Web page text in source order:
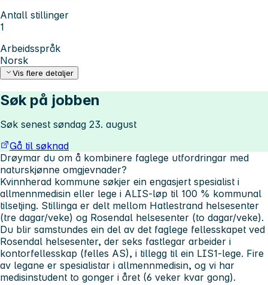
Antall stillinger
1
Arbeidsspråk
Norsk
Vis flere detaljer
Søk på jobben
Søk senest søndag 23. august
Gå til søknad
Drøymar du om å kombinere faglege utfordringar med
naturskjønne omgjevnader?
Kvinnherad kommune søkjer ein engasjert spesialist i
allmennmedisin eller lege i ALIS‑løp til 100 % kommunal
tilsetjing. Stillinga er delt mellom Hatlestrand helsesenter
(tre dagar/veke) og Rosendal helsesenter (to dagar/veke).
Du blir samstundes ein del av det faglege fellesskapet ved
Rosendal helsesenter, der seks fastlegar arbeider i
kontorfellesskap (felles AS), i tillegg til ein LIS1‑lege. Fire
av legane er spesialistar i allmennmedisin, og vi har
medisinstudent to gonger i året (6 veker kvar gong).